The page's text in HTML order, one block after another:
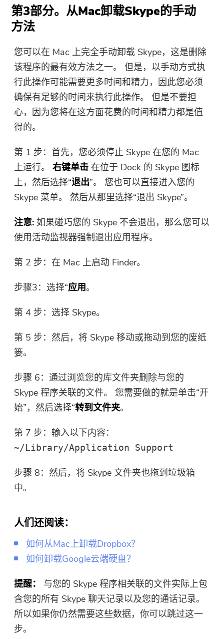
第3部分。从Mac卸载Skype的手动
方法
您可以在 Mac 上完全手动卸载 Skype，这是删除
该程序的最有效方法之一。 但是，以手动方式执
行此操作可能需要更多时间和精力，因此您必须
确保有足够的时间来执行此操作。 但是不要担
心，因为您将在这方面花费的时间和精力都是值
得的。
第 1 步：首先，您必须停止 Skype 在您的 Mac
上运行。右键单击 在位于 Dock 的 Skype 图标
上，然后选择“退出”。 您也可以直接进入您的
Skype 菜单。 然后从那里选择“退出 Skype”。
注意: 如果碰巧您的 Skype 不会退出，那么您可以
使用活动监视器强制退出应用程序。
第 2 步：在 Mac 上启动 Finder。
步骤3：选择“应用。
第 4 步：选择 Skype。
第 5 步：然后，将 Skype 移动或拖动到您的废纸
篓。
步骤 6：通过浏览您的库文件夹删除与您的
Skype 程序关联的文件。 您需要做的就是单击“开
始”，然后选择“转到文件夹。
第 7 步：输入以下内容：
~/Library/Application Support
步骤 8：然后，将 Skype 文件夹也拖到垃圾箱
中。
人们还阅读：
如何从Mac上卸载Dropbox？
如何卸载Google云端硬盘？
提醒：
与您的 Skype 程序相关联的文件实际上包
含您的所有 Skype 聊天记录以及您的通话记录。
所以如果你仍然需要这些数据，你可以跳过这一
步。
提交表单
感谢您的订阅！
感谢您的订阅！
下载链接和优惠券代码已发送至您的
电子邮件 user@email.com。 您也可
以点击按钮直接购买软件。